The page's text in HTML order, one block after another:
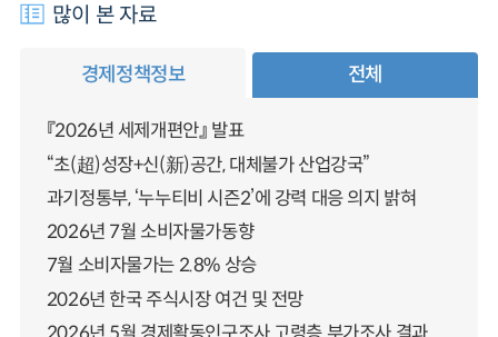
많이 본 자료
경제정책정보 전체
『2026년 세제개편안』 발표
“초(超)성장+신(新)공간, 대체불가 산업강국”
과기정통부, ‘누누티비 시즌2’에 강력 대응 의지 밝혀
2026년 7월 소비자물가동향
7월 소비자물가는 2.8% 상승
2026년 한국 주식시장 여건 및 전망